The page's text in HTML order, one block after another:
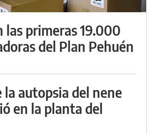
las primeras 19.000
del Plan Pehuén
la autopsia del nene
en la planta del